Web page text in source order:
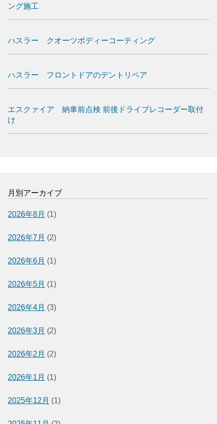
ング施工
ハスラー クオーツボディーコーティング
ハスラー フロントドアのデントリペア
エスクァイア 納車前点検 前後ドライブレコーダー取付
け
月別アーカイブ
2026年8月 (1)
2026年7月 (2)
2026年6月 (1)
2026年5月 (1)
2026年4月 (3)
2026年3月 (2)
2026年2月 (2)
2026年1月 (1)
2025年12月 (1)